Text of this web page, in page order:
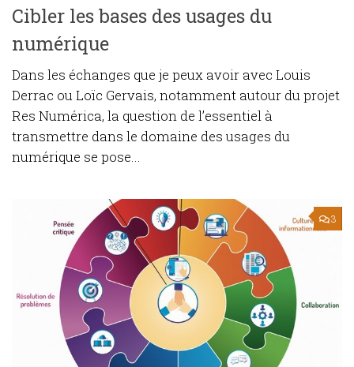
Cibler les bases des usages du
numérique
Dans les échanges que je peux avoir avec Louis
Derrac ou Loïc Gervais, notamment autour du projet
Res Numérica, la question de l’essentiel à
transmettre dans le domaine des usages du
numérique se pose...
3